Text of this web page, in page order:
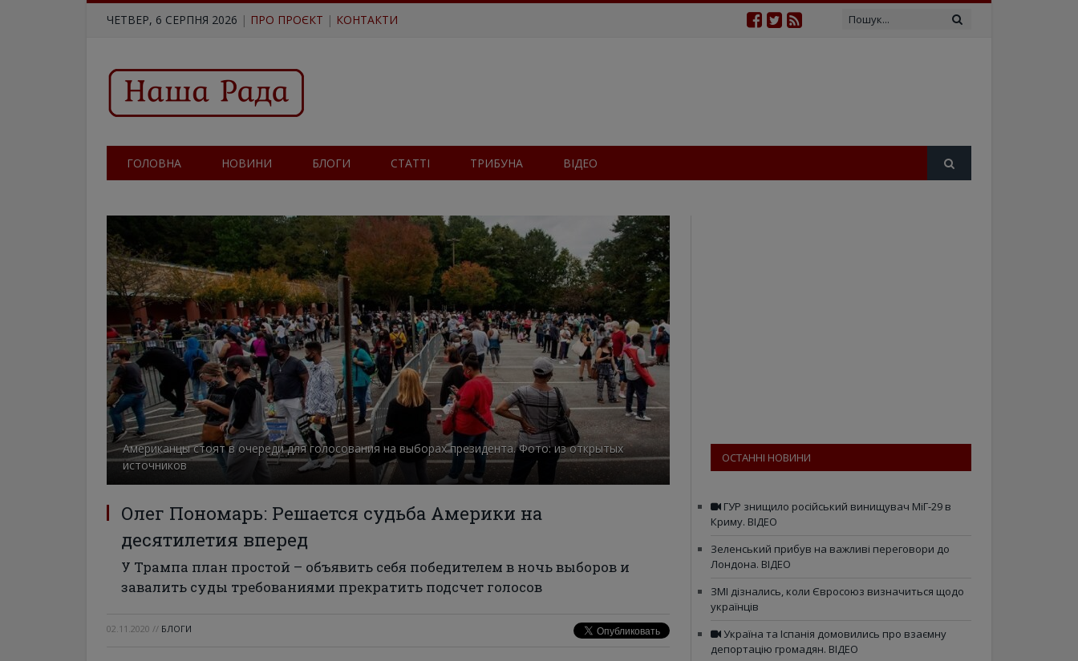
ЧЕТВЕР, 6 СЕРПНЯ 2026 | ПРО ПРОЄКТ | КОНТАКТИ
ГОЛОВНА НОВИНИ БЛОГИ СТАТТІ ТРИБУНА ВІДЕО
Американцы стоят в очереди для голосования на выборах президента. Фото: из открытых
источников
Олег Пономарь: Решается судьба Америки на
десятилетия вперед
У Трампа план простой – объявить себя победителем в ночь выборов и
завалить суды требованиями прекратить подсчет голосов
02.11.2020 // БЛОГИ
ОСТАННІ НОВИНИ
ГУР знищило російський винищувач МіГ-29 в
Криму. ВІДЕО
Зеленський прибув на важливі переговори до
Лондона. ВІДЕО
ЗМІ дізнались, коли Євросоюз визначиться щодо
українців
Україна та Іспанія домовились про взаємну
депортацію громадян. ВІДЕО